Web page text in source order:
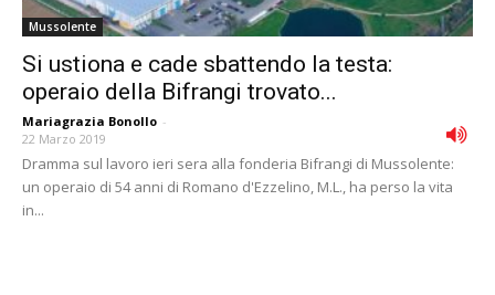
Mussolente
Si ustiona e cade sbattendo la testa:
operaio della Bifrangi trovato...
Mariagrazia Bonollo -
22 Marzo 2019
Dramma sul lavoro ieri sera alla fonderia Bifrangi di Mussolente:
un operaio di 54 anni di Romano d'Ezzelino, M.L., ha perso la vita
in...